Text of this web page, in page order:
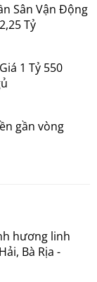
Sân Vận Động
Tỷ
1 Tỷ 550
gần vòng
hương linh
Bà Rịa -